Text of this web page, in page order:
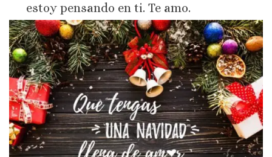
estoy pensando en ti. Te amo.